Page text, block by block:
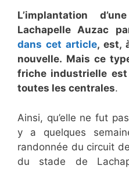
L’implantation
Lachapelle Auzac
dans cet article, est,
nouvelle. Mais ce
friche industrielle est
toutes les centrales.
Ainsi, qu’elle ne fut
y a quelques
randonnée du circuit
du stade de